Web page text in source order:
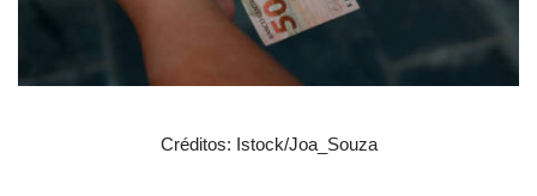
Créditos: Istock/Joa_Souza